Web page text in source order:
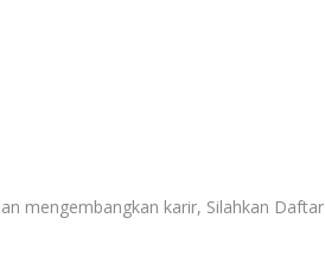
mengembangkan karir, Silahkan Daftar